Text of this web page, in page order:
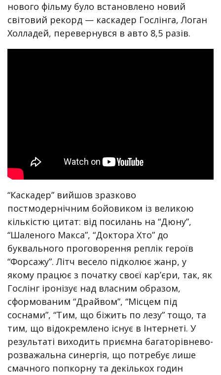
нового фільму було встановлено новий
світовий рекорд — каскадер Гослінга, Логан
Холладей, перевернувся в авто 8,5 разів.
“Каскадер” вийшов зразково
постмодернічним бойовиком із великою
кількістю цитат: від посилань на “Дюну”,
“Шаленого Макса”, “Доктора Хто” до
буквального проговорення реплік героїв
“Форсажу”. Літч весело підколює жанр, у
якому працює з початку своєї кар’єри, так, як
Гослінг іронізує над власним образом,
сформованим “Драйвом”, “Місцем під
соснами”, “Тим, що біжить по лезу” тощо, та
тим, що відокремлено існує в Інтернеті. У
результаті виходить приємна багаторівнево-
розважальна синергія, що потребує лише
смачного попкорну та декількох годин